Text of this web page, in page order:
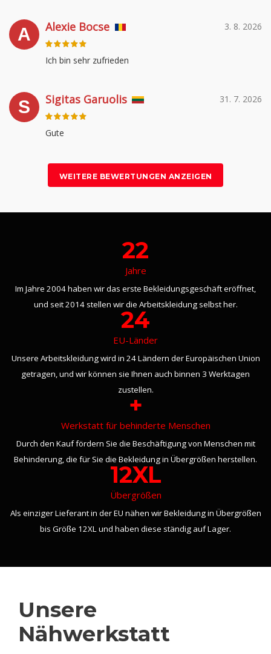
A 3. 8. 2026
Alexie Bocse
Ich bin sehr zufrieden
S 31. 7. 2026
Sigitas Garuolis
Gute
WEITERE BEWERTUNGEN ANZEIGEN
22
Jahre
Im Jahre 2004 haben wir das erste Bekleidungsgeschäft eröffnet,
und seit 2014 stellen wir die Arbeitskleidung selbst her.
24
EU-Länder
Unsere Arbeitskleidung wird in 24 Ländern der Europäischen Union
getragen, und wir können sie Ihnen auch binnen 3 Werktagen
zustellen.
+
Werkstatt für behinderte Menschen
Durch den Kauf fördern Sie die Beschäftigung von Menschen mit
Behinderung, die für Sie die Bekleidung in Übergrößen herstellen.
12XL
Übergrößen
Als einziger Lieferant in der EU nähen wir Bekleidung in Übergrößen
bis Größe 12XL und haben diese ständig auf Lager.
Unsere
Nähwerkstatt